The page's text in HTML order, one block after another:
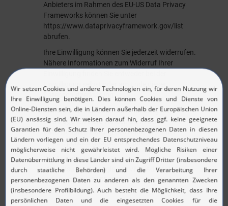
Anbieters im Rahmen des EU-US Data Privacy
Frameworks können Sie unter
https://www.dataprivacyframework.gov/list
abrufen.
Ihre Einwilligung können Sie jederzeit widerrufen.
Nähere Informationen zum Widerruf Ihrer
Einwilligung selbst oder am Ende dieser
Datenschutzerklärung.
Weitere Informationen zum Handling der
übertragenen Daten finden Sie in der
Datenschutzerklärung des Anbieters unter
https://policies.google.com/privacy.
Der Anbieter bietet unter
https://support.google.com/My-Ad-Center-
Help/answer/12155451?hl=de zusätzlich eine Opt-
Out Möglichkeit an.